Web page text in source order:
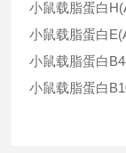
小鼠载脂蛋白
小鼠载脂蛋白
小鼠载脂蛋白
小鼠载脂蛋白